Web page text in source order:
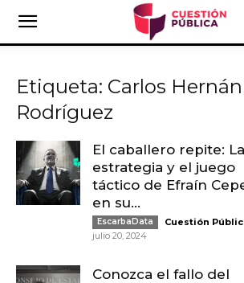
Etiqueta: Carlos Hernán
Rodríguez
El caballero repite: La
estrategia y el juego
táctico de Efraín
en su...
EscarbaData Cuestión
julio 20, 2024
Conozca el fallo del